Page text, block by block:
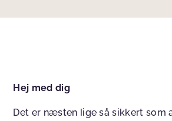
Hej med dig
Det er næsten lige så sikkert som